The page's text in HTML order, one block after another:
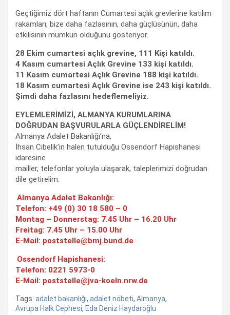
Geçtiğimiz dört haftanın Cumartesi açlık grevlerine katılım
rakamları, bize daha fazlasının, daha güçlüsünün, daha
etkilisinin mümkün olduğunu gösteriyor.
28 Ekim cumartesi açlık grevine, 111 Kişi katıldı.
4 Kasım cumartesi Açlık Grevine 133 kişi katıldı.
11 Kasım cumartesi Açlık Grevine 188 kişi katıldı.
18 Kasım cumartesi Açlık Grevine ise 243 kişi katıldı.
Şimdi daha fazlasını hedeflemeliyiz.
EYLEMLERİMİZİ, ALMANYA KURUMLARINA
DOĞRUDAN BAŞVURULARLA GÜÇLENDİRELİM!
Almanya Adalet Bakanlığı’na,
İhsan Cibelik’in halen tutulduğu Ossendorf Hapishanesi
idaresine
mailler, telefonlar yoluyla ulaşarak, taleplerimizi doğrudan
dile getirelim.
Almanya Adalet Bakanlığı:
Telefon: +49 (0) 30 18 580 – 0
Montag – Donnerstag: 7.45 Uhr – 16.20 Uhr
Freitag: 7.45 Uhr – 15.00 Uhr
E-Mail: poststelle@bmj.bund.de
Ossendorf Hapishanesi:
Telefon: 0221 5973-0
E-Mail: poststelle@jva-koeln.nrw.de
Tags: adalet bakanlığı, adalet nöbeti, Almanya,
Avrupa Halk Cephesi, Eda Deniz Haydaroğlu